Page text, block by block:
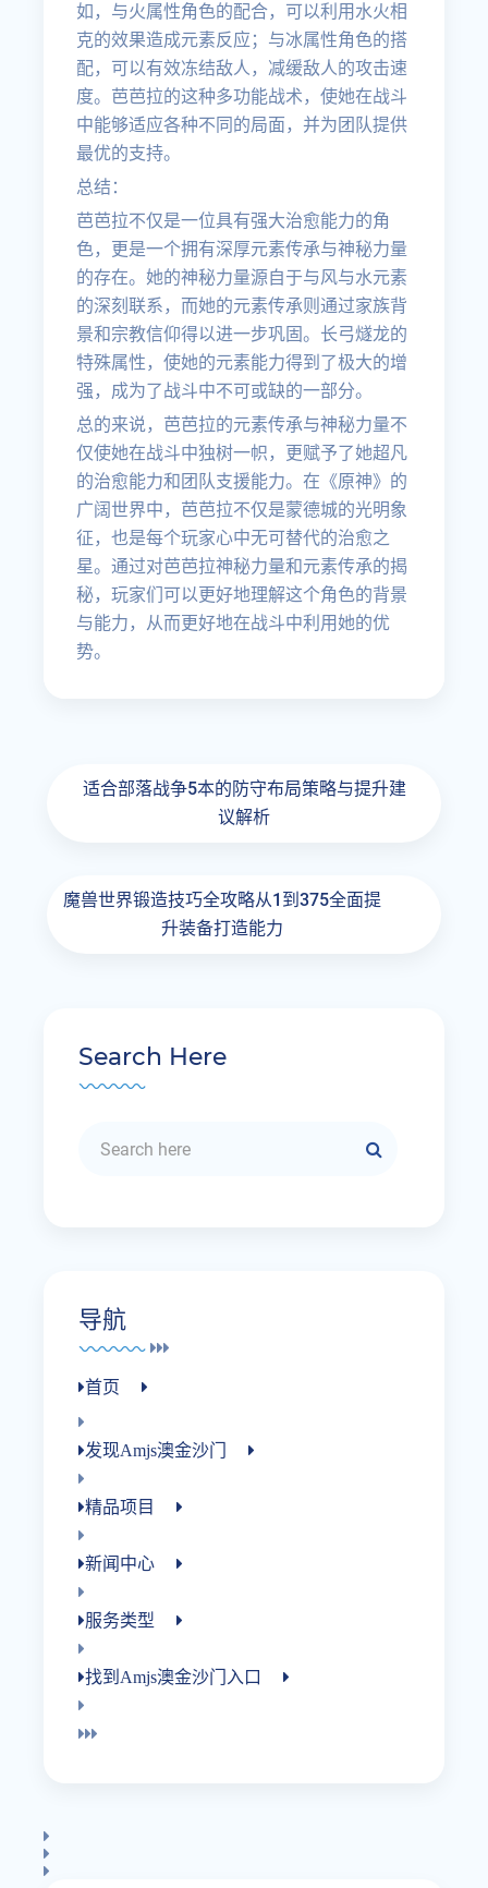
如，与火属性角色的配合，可以利用水火相
克的效果造成元素反应；与冰属性角色的搭
配，可以有效冻结敌人，减缓敌人的攻击速
度。芭芭拉的这种多功能战术，使她在战斗
中能够适应各种不同的局面，并为团队提供
最优的支持。
总结：
芭芭拉不仅是一位具有强大治愈能力的角
色，更是一个拥有深厚元素传承与神秘力量
的存在。她的神秘力量源自于与风与水元素
的深刻联系，而她的元素传承则通过家族背
景和宗教信仰得以进一步巩固。长弓燧龙的
特殊属性，使她的元素能力得到了极大的增
强，成为了战斗中不可或缺的一部分。
总的来说，芭芭拉的元素传承与神秘力量不
仅使她在战斗中独树一帜，更赋予了她超凡
的治愈能力和团队支援能力。在《原神》的
广阔世界中，芭芭拉不仅是蒙德城的光明象
征，也是每个玩家心中无可替代的治愈之
星。通过对芭芭拉神秘力量和元素传承的揭
秘，玩家们可以更好地理解这个角色的背景
与能力，从而更好地在战斗中利用她的优
势。
适合部落战争5本的防守布局策略与提升建
议解析
魔兽世界锻造技巧全攻略从1到375全面提
升装备打造能力
Search Here
导航
首页
发现amjs澳金沙门
精品项目
新闻中心
服务类型
找到amjs澳金沙门入口